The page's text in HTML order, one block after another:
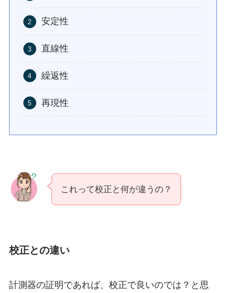
安定性
直線性
繰返性
再現性
これって校正と何が違うの？
校正との違い
計測器の証明であれば、校正で良いのでは？と思